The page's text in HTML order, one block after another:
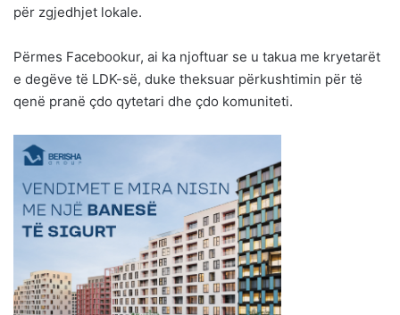
për zgjedhjet lokale.
Përmes Facebookur, ai ka njoftuar se u takua me kryetarët
e degëve të LDK-së, duke theksuar përkushtimin për të
qenë pranë çdo qytetari dhe çdo komuniteti.